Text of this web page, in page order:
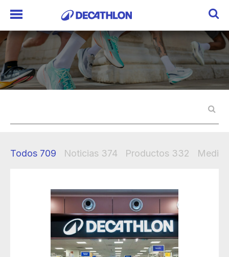
Todos 709 Noticias 374 Productos 332